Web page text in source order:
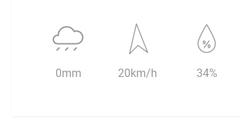
0mm 20km/h 34%